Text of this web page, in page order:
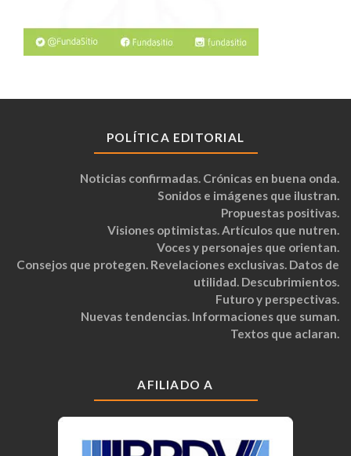
POLÍTICA EDITORIAL
Noticias confirmadas. Crónicas en buena onda.
Sonidos e imágenes que ilustran.
Propuestas positivas.
Visiones optimistas. Artículos que nutren.
Voces y personajes que orientan.
Consejos que protegen. Revelaciones exclusivas. Datos de
utilidad. Descubrimientos.
Futuro y perspectivas.
Nuevas tendencias. Informaciones que suman.
Textos que aclaran.
AFILIADO A